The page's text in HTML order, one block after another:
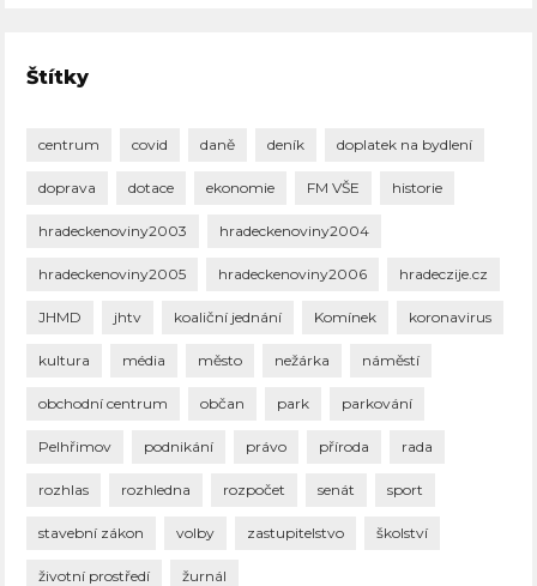
Štítky
centrum covid daně deník doplatek na bydlení
doprava dotace ekonomie FM VŠE historie
hradeckenoviny2003 hradeckenoviny2004
hradeckenoviny2005 hradeckenoviny2006 hradeczije.cz
JHMD jhtv koaliční jednání Komínek koronavirus
kultura média město nežárka náměstí
obchodní centrum občan park parkování
Pelhřimov podnikání právo příroda rada
rozhlas rozhledna rozpočet senát sport
stavební zákon volby zastupitelstvo školství
životní prostředí žurnál